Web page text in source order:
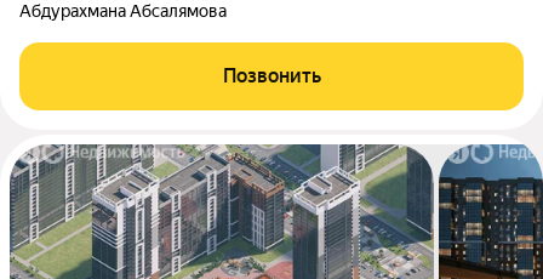
Абдурахмана Абсалямова
Позвонить